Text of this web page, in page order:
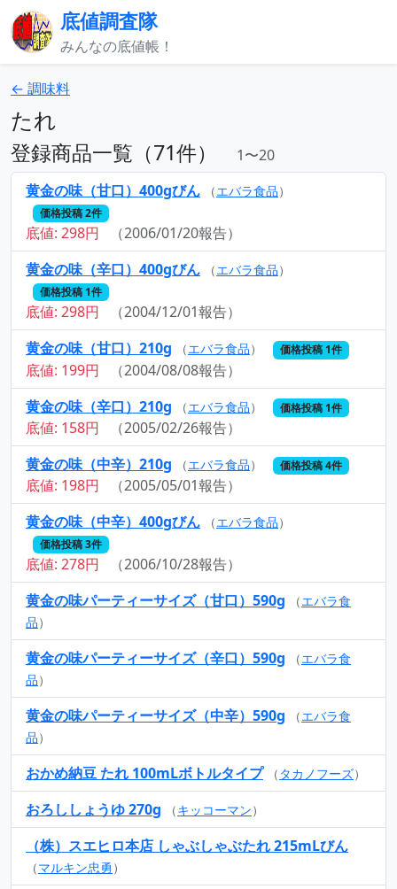
底値調査隊
みんなの底値帳！
← 調味料
たれ
登録商品一覧（71件）
1〜20
黄金の味（甘口）400gびん
（エバラ食品）
価格投稿 2件
底値: 298円
（2006/01/20報告）
黄金の味（辛口）400gびん
（エバラ食品）
価格投稿 1件
底値: 298円
（2004/12/01報告）
黄金の味（甘口）210g
（エバラ食品） 価格投稿 1件
底値: 199円
（2004/08/08報告）
黄金の味（辛口）210g
（エバラ食品） 価格投稿 1件
底値: 158円
（2005/02/26報告）
黄金の味（中辛）210g
（エバラ食品） 価格投稿 4件
底値: 198円
（2005/05/01報告）
黄金の味（中辛）400gびん
（エバラ食品）
価格投稿 3件
底値: 278円
（2006/10/28報告）
黄金の味パーティーサイズ（甘口）590g
（エバラ食
品）
黄金の味パーティーサイズ（辛口）590g （エバラ食
品）
黄金の味パーティーサイズ（中辛）590g （エバラ食
品）
おかめ納豆 たれ 100mLボトルタイプ （ タカノフーズ）
おろししょうゆ 270g （キッコーマン）
（株）スエヒロ本店 しゃぶしゃぶたれ 215mLびん
（マルキン忠勇）